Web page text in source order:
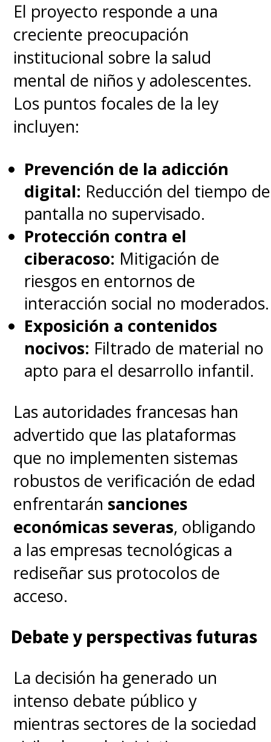
El proyecto responde a una
creciente preocupación
institucional sobre la salud
mental de niños y adolescentes.
Los puntos focales de la ley
incluyen:
Prevención de la adicción
digital: Reducción del tiempo de
pantalla no supervisado.
Protección contra el
ciberacoso: Mitigación de
riesgos en entornos de
interacción social no moderados.
Exposición a contenidos
nocivos: Filtrado de material no
apto para el desarrollo infantil.
Las autoridades francesas han
advertido que las plataformas
que no implementen sistemas
robustos de verificación de edad
enfrentarán sanciones
económicas severas, obligando
a las empresas tecnológicas a
rediseñar sus protocolos de
acceso.
Debate y perspectivas futuras
La decisión ha generado un
intenso debate público y
mientras sectores de la sociedad